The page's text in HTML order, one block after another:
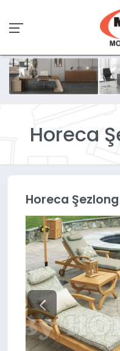
Horeca
Horeca Şezlong